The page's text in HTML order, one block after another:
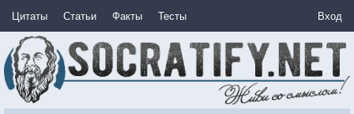
Цитаты Статьи Факты Тесты Вход